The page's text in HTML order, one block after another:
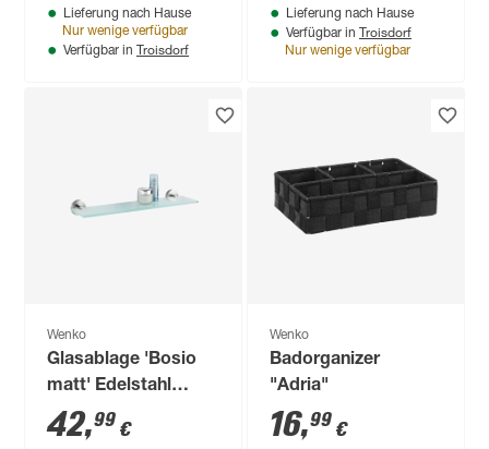
Lieferung nach Hause
Nur wenige verfügbar
Verfügbar in Troisdorf
Lieferung nach Hause
Verfügbar in Troisdorf
Nur wenige verfügbar
Wenko
Glasablage 'Bosio
matt' Edelstahl
rostfrei 46,5 x 5,5 x
13,5 cm
42,99 €
Wenko
Badorganizer
"Adria"
16,99 €